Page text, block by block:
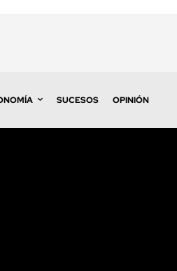
SUCESOS OPINIÓN